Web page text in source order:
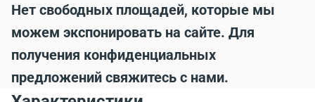
Нет свободных площадей, которые мы
можем экспонировать на сайте. Для
получения конфиденциальных
предложений свяжитесь с нами.